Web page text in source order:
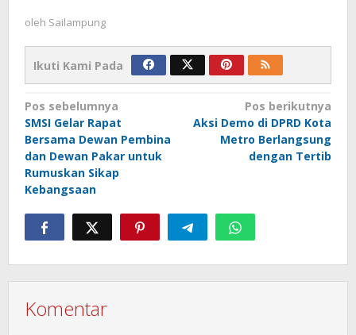
oleh Sailampung
Ikuti Kami Pada
Navigasi
pos
Pos sebelumnya
SMSI Gelar Rapat
Bersama Dewan Pembina
dan Dewan Pakar untuk
Rumuskan Sikap
Kebangsaan
Pos berikutnya
Aksi Demo di DPRD Kota
Metro Berlangsung
dengan Tertib
Komentar